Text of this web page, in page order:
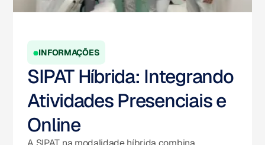
INFORMAÇÕES
SIPAT Híbrida: Integrando
Atividades Presenciais e
Online